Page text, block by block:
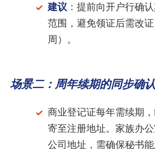
建议 ：提前向开户行确
范围，避免领证后需改
周）。
场景二：周年续期的同步确认
商业登记证每年需续期
寄至注册地址。家族办
公司地址，需确保秘书